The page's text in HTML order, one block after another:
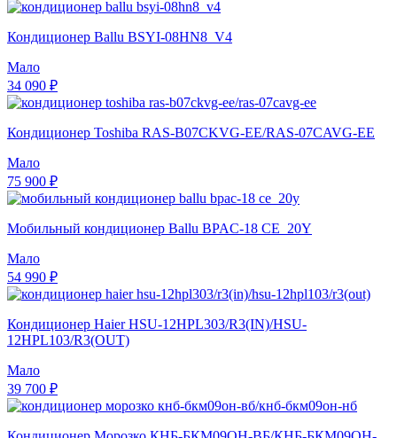
Кондиционер Ballu BSYI-08HN8_V4
Мало
34 090 ₽
Кондиционер Toshiba RAS-B07CKVG-EE/RAS-07CAVG-EE
Мало
75 900 ₽
Мобильный кондиционер Ballu BPAC-18 CE_20Y
Мало
54 990 ₽
Кондиционер Haier HSU-12HPL303/R3(IN)/HSU-
12HPL103/R3(OUT)
Мало
39 700 ₽